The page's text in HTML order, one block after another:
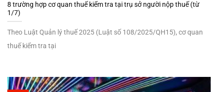
8 trường hợp cơ quan thuế kiểm tra tại trụ sở người nộp thuế (từ
1/7)
Theo Luật Quản lý thuế 2025 (Luật số 108/2025/QH15), cơ quan
thuế kiểm tra tại